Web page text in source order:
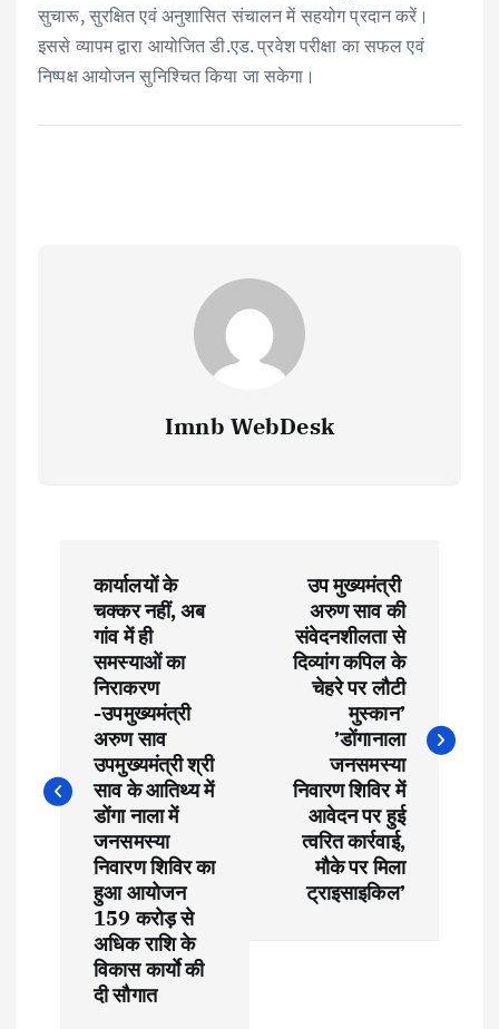
सुचारू, सुरक्षित एवं अनुशासित संचालन में सहयोग प्रदान करें।
इससे व्यापम द्वारा आयोजित डी.एड. प्रवेश परीक्षा का सफल एवं
निष्पक्ष आयोजन सुनिश्चित किया जा सकेगा।
Imnb WebDesk
n
कार्यालयों के
चक्कर नहीं, अब
गांव में ही
समस्याओं का
निराकरण
-उपमुख्यमंत्री
अरुण साव
उपमुख्यमंत्री श्री
साव के आतिथ्य में
डोंगा नाला में
जनसमस्या
निवारण शिविर का
हुआ आयोजन
159 करोड़ से
अधिक राशि के
विकास कार्याे की
दी सौगात
उप मुख्यमंत्री
अरुण साव की
संवेदनशीलता से
दिव्यांग कपिल के
चेहरे पर लौटी
मुस्कान’
’डोंगानाला
जनसमस्या
निवारण शिविर में
आवेदन पर हुई
त्वरित कार्रवाई,
मौके पर मिला
ट्राइसाइकिल’